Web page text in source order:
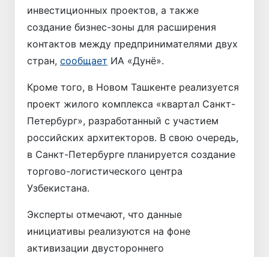
инвестиционных проектов, а также
создание бизнес-зоны для расширения
контактов между предпринимателями двух
стран, сообщает ИА «Дунё».
Кроме того, в Новом Ташкенте реализуется
проект жилого комплекса «квартал Санкт-
Петербург», разработанный с участием
российских архитекторов. В свою очередь,
в Санкт-Петербурге планируется создание
торгово-логистического центра
Узбекистана.
Эксперты отмечают, что данные
инициативы реализуются на фоне
активизации двустороннего